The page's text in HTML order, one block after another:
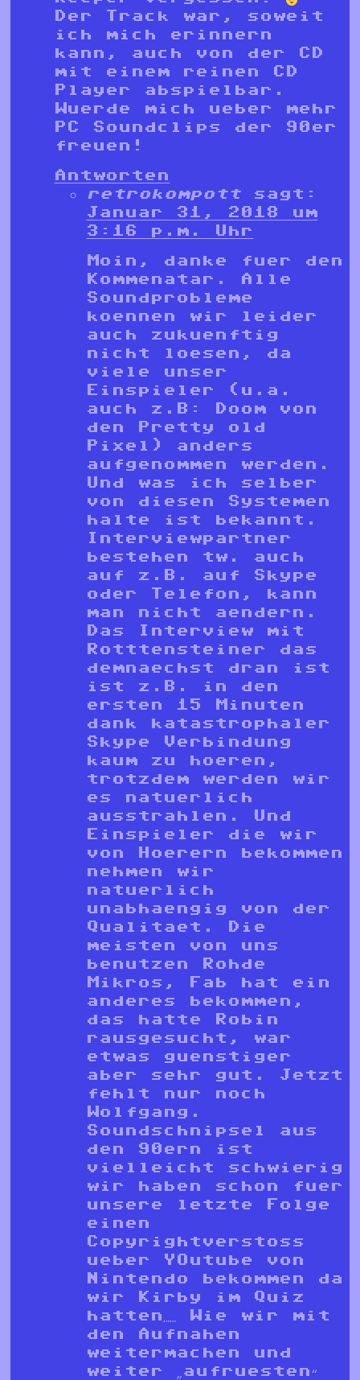
Der Track war, soweit
ich mich erinnern
kann, auch von der CD
mit einem reinen CD
Player abspielbar.
Wuerde mich ueber mehr
PC Soundclips der 90er
freuen!
Antworten
retrokompott
sagt:
Januar 31, 2018 um
3:16 p.m. Uhr
Moin, danke fuer den
Kommenatar. Alle
Soundprobleme
koennen wir leider
auch zukuenftig
nicht loesen, da
viele unser
Einspieler (u.a.
auch z.B: Doom von
den Pretty old
Pixel) anders
aufgenommen werden.
Und was ich selber
von diesen Systemen
halte ist bekannt.
Interviewpartner
bestehen tw. auch
auf z.B. auf Skype
oder Telefon, kann
man nicht aendern.
Das Interview mit
Rotttensteiner das
demnaechst dran ist
ist z.B. in den
ersten 15 Minuten
dank katastrophaler
Skype Verbindung
kaum zu hoeren,
trotzdem werden wir
es natuerlich
ausstrahlen. Und
Einspieler die wir
von Hoerern bekommen
nehmen wir
natuerlich
unabhaengig von der
Qualitaet. Die
meisten von uns
benutzen Rohde
Mikros, Fab hat ein
anderes bekommen,
das hatte Robin
rausgesucht, war
etwas guenstiger
aber sehr gut. Jetzt
fehlt nur noch
Wolfgang.
Soundschnipsel aus
den 90ern ist
vielleicht schwierig
wir haben schon fuer
unsere letzte Folge
einen
Copyrightverstoss
ueber YOutube von
Nintendo bekommen da
wir Kirby im Quiz
hatten…… Wie wir mit
den Aufnahen
weitermachen und
weiter „aufruesten“